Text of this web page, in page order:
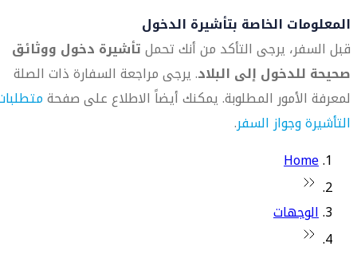
المعلومات الخاصة بتأشيرة الدخول
قبل السفر، يرجى التأكد من أنك تحملتأشيرة دخول ووثائق
صحيحة للدخول إلى البلاد. يرجى مراجعة السفارة ذات الصلة
لمعرفة الأمور المطلوبة. يمكنك أيضاً الاطلاع على صفحة
التأشيرة وجواز السفر.
Home
الوجهات